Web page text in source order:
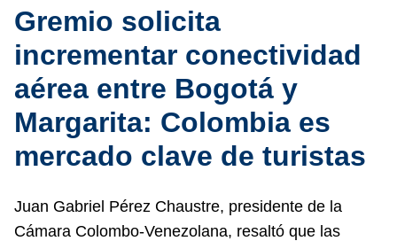
Gremio solicita
incrementar conectividad
aérea entre Bogotá y
Margarita: Colombia es
mercado clave de turistas
Juan Gabriel Pérez Chaustre, presidente de la
Cámara Colombo-Venezolana, resaltó que las